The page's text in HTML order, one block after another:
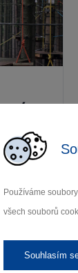
Používáme
všech souborů
Souhlasím